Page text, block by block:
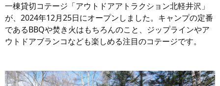
一棟貸切コテージ「アウトドアアトラクション北軽井沢」
が、2024年12月25日にオープンしました。キャンプの定番
であるBBQや焚き火はもちろんのこと、ジップラインやア
ウトドアブランコなども楽しめる注目のコテージです。